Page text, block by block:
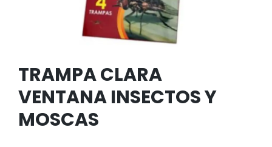
TRAMPA CLARA
VENTANA INSECTOS Y
MOSCAS